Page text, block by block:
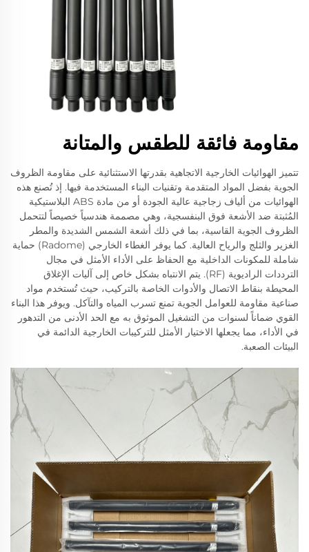
مقاومة فائقة للطقس والمتانة
تتميز الهوائيات الخارجية الاتجاهية بقدرتها الاستثنائية على مقاومة الظروف
الجوية بفضل المواد المتقدمة وتقنيات البناء المستخدمة فيها. إذ تُصنع هذه
الهوائيات من ألياف زجاجية عالية الجودة أو من مادة ABS البلاستيكية
المُثبتة ضد الأشعة فوق البنفسجية، وهي مصممة هندسياً خصيصاً لتتحمل
الظروف الجوية القاسية، بما في ذلك أشعة الشمس الشديدة والمطر
الغزير والثلج والرياح العالية. كما يوفر الغطاء الخارجي (Radome) حماية
شاملة للمكونات الداخلية مع الحفاظ على الأداء الأمثل في مجال
الترددات الراديوية (RF). يتم الانتباه بشكل خاص إلى آليات الإغلاق
المحيطة بنقاط الاتصال والأدوات الخاصة بالتركيب، حيث تُستخدم مواد
صناعية مقاومة للعوامل الجوية تمنع تسرب المياه والتآكل. ويوفر هذا البناء
القوي ضماناً لسنوات من التشغيل الموثوق به مع الحد الأدنى من التدهور
في الأداء، مما يجعلها الاختيار الأمثل للتركيبات الخارجية الدائمة في
البيئات الصعبة.